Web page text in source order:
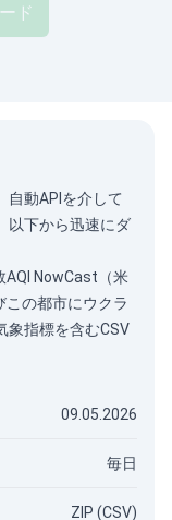
ド
自動API を介して
以下から迅速にダ
AQI NowCast（米
この都市にウクラ
象指標を含むCSV
09.05.2026
毎日
ZIP (CSV)